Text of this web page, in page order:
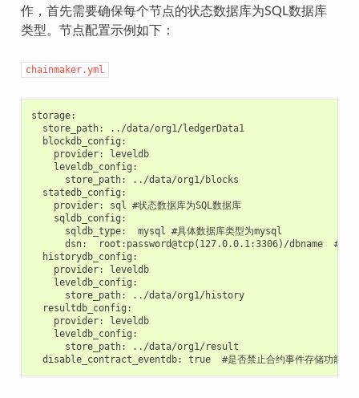
作，首先需要确保每个节点的状态数据库为SQL数据库
类型。节点配置示例如下：
chainmaker.yml
storage:
  store_path: ../data/org1/ledgerData1
  blockdb_config:
    provider: leveldb
    leveldb_config:
      store_path: ../data/org1/blocks
  statedb_config:
    provider: sql #状态数据库为SQL数据库
    sqldb_config:
      sqldb_type:  mysql #具体数据库类型为mysql
dsn:  root:password@tcp(127.0.0.1:3306)/dbname  #mysql
  historydb_config:
    provider: leveldb
    leveldb_config:
      store_path: ../data/org1/history
  resultdb_config:
    provider: leveldb
    leveldb_config:
      store_path: ../data/org1/result